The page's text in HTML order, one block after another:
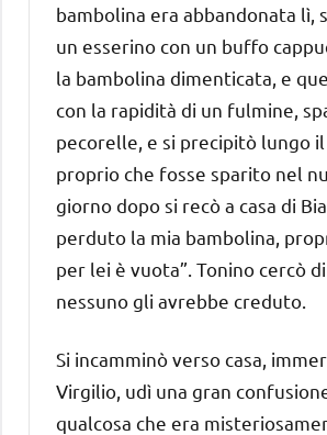
bambolina era abbandonata lì,
un esserino con un buffo
la bambolina dimenticata, e
con la rapidità di un fulmine,
pecorelle, e si precipitò lungo
proprio che fosse sparito nel
giorno dopo si recò a casa di
perduto la mia bambolina,
per lei è vuota”. Tonino cercò
nessuno gli avrebbe creduto.
Si incamminò verso casa,
Virgilio, udì una gran
qualcosa che era